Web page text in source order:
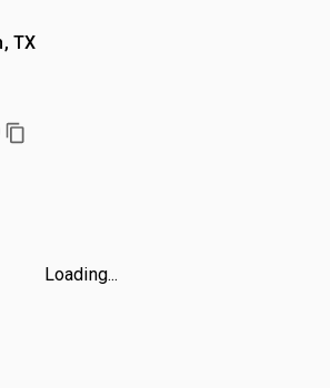
TX
Loading...